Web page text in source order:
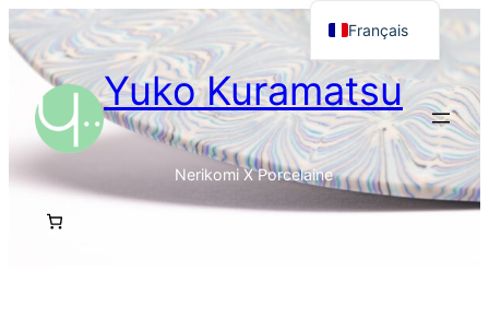
Aller
au
contenu
Yuko Kuramatsu
Nerikomi X Porcelaine
Français
English
日本語